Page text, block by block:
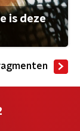
is deze